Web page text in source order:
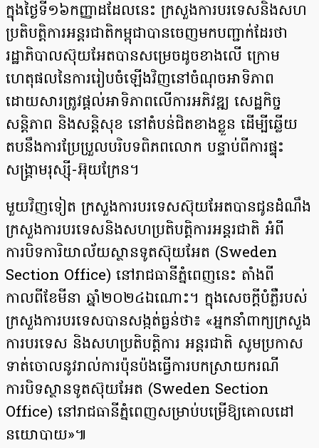
ក្នុងថ្ងៃទី១៦កញ្ញាដដែលនេះ ក្រសួងការបរទេសនិងសហ
ប្រតិបត្តិការអន្តរជាតិកម្ពុជាបានចេញមកបញ្ជាក់ដែរថា
រដ្ឋាភិបាលស៊ុយអែតបានសម្រេចដូចខាងលើ ក្រោម
ហេតុផលនៃការរៀបចំឡើងវិញនៅចំណុចអាទិភាព
ដោយសារត្រូវផ្តល់អាទិភាពលើការអភិវឌ្ឍ សេដ្ឋកិច្ច
សន្តិភាព និងសន្តិសុខ នៅតំបន់ជិតខាងខ្លួន ដើម្បីឆ្លើយ
តបនឹងការប្រែប្រួលបរិបទពិភពលោក បន្ទាប់ពីការផ្ទុះ
សង្គ្រាមរុស្ស៊ី-អ៊ុយក្រែន។
មួយវិញទៀត ក្រសួងការបរទេសស៊ុយអែតបានជូនដំណឹង
ក្រសួងការបរទេសនិងសហប្រតិបត្តិការអន្តរជាតិ អំពី
ការបិទការិយាល័យស្ថានទូតស៊ុយអែត (Sweden
Section Office) នៅរាជធានីភ្នំពេញនេះ តាំងពី
កាលពីខែមីនា ឆ្នាំ២០២៤ឯណោះ។ ក្នុងសេចក្ដីបំភ្លឺរបស់
ក្រសួងការបរទេសបានសង្កត់ធ្ងន់ថា៖ «អ្នកនាំពាក្យក្រសួង
ការបរទេស និងសហប្រតិបត្តិការ អន្តរជាតិ សូមប្រកាស
ទាត់ចោលនូវរាល់ការប៉ុនប៉ងធ្វើការបកស្រាយករណី
ការបិទស្ថានទូតស៊ុយអែត (Sweden Section
Office) នៅរាជធានីភ្នំពេញសម្រាប់បម្រើឱ្យគោលដៅ
នយោបាយ»៕